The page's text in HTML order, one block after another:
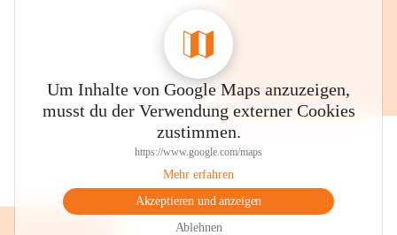
Um Inhalte von Google Maps anzuzeigen,
musst du der Verwendung externer Cookies
zustimmen.
https://www.google.com/maps
Mehr erfahren
Akzeptieren und anzeigen
Ablehnen